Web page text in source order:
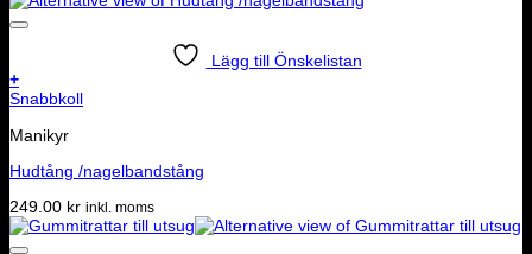
Lägg till Önskelistan
+
Snabbkoll
Manikyr
Hudtång /nagelbandstång
249.00 kr inkl. moms